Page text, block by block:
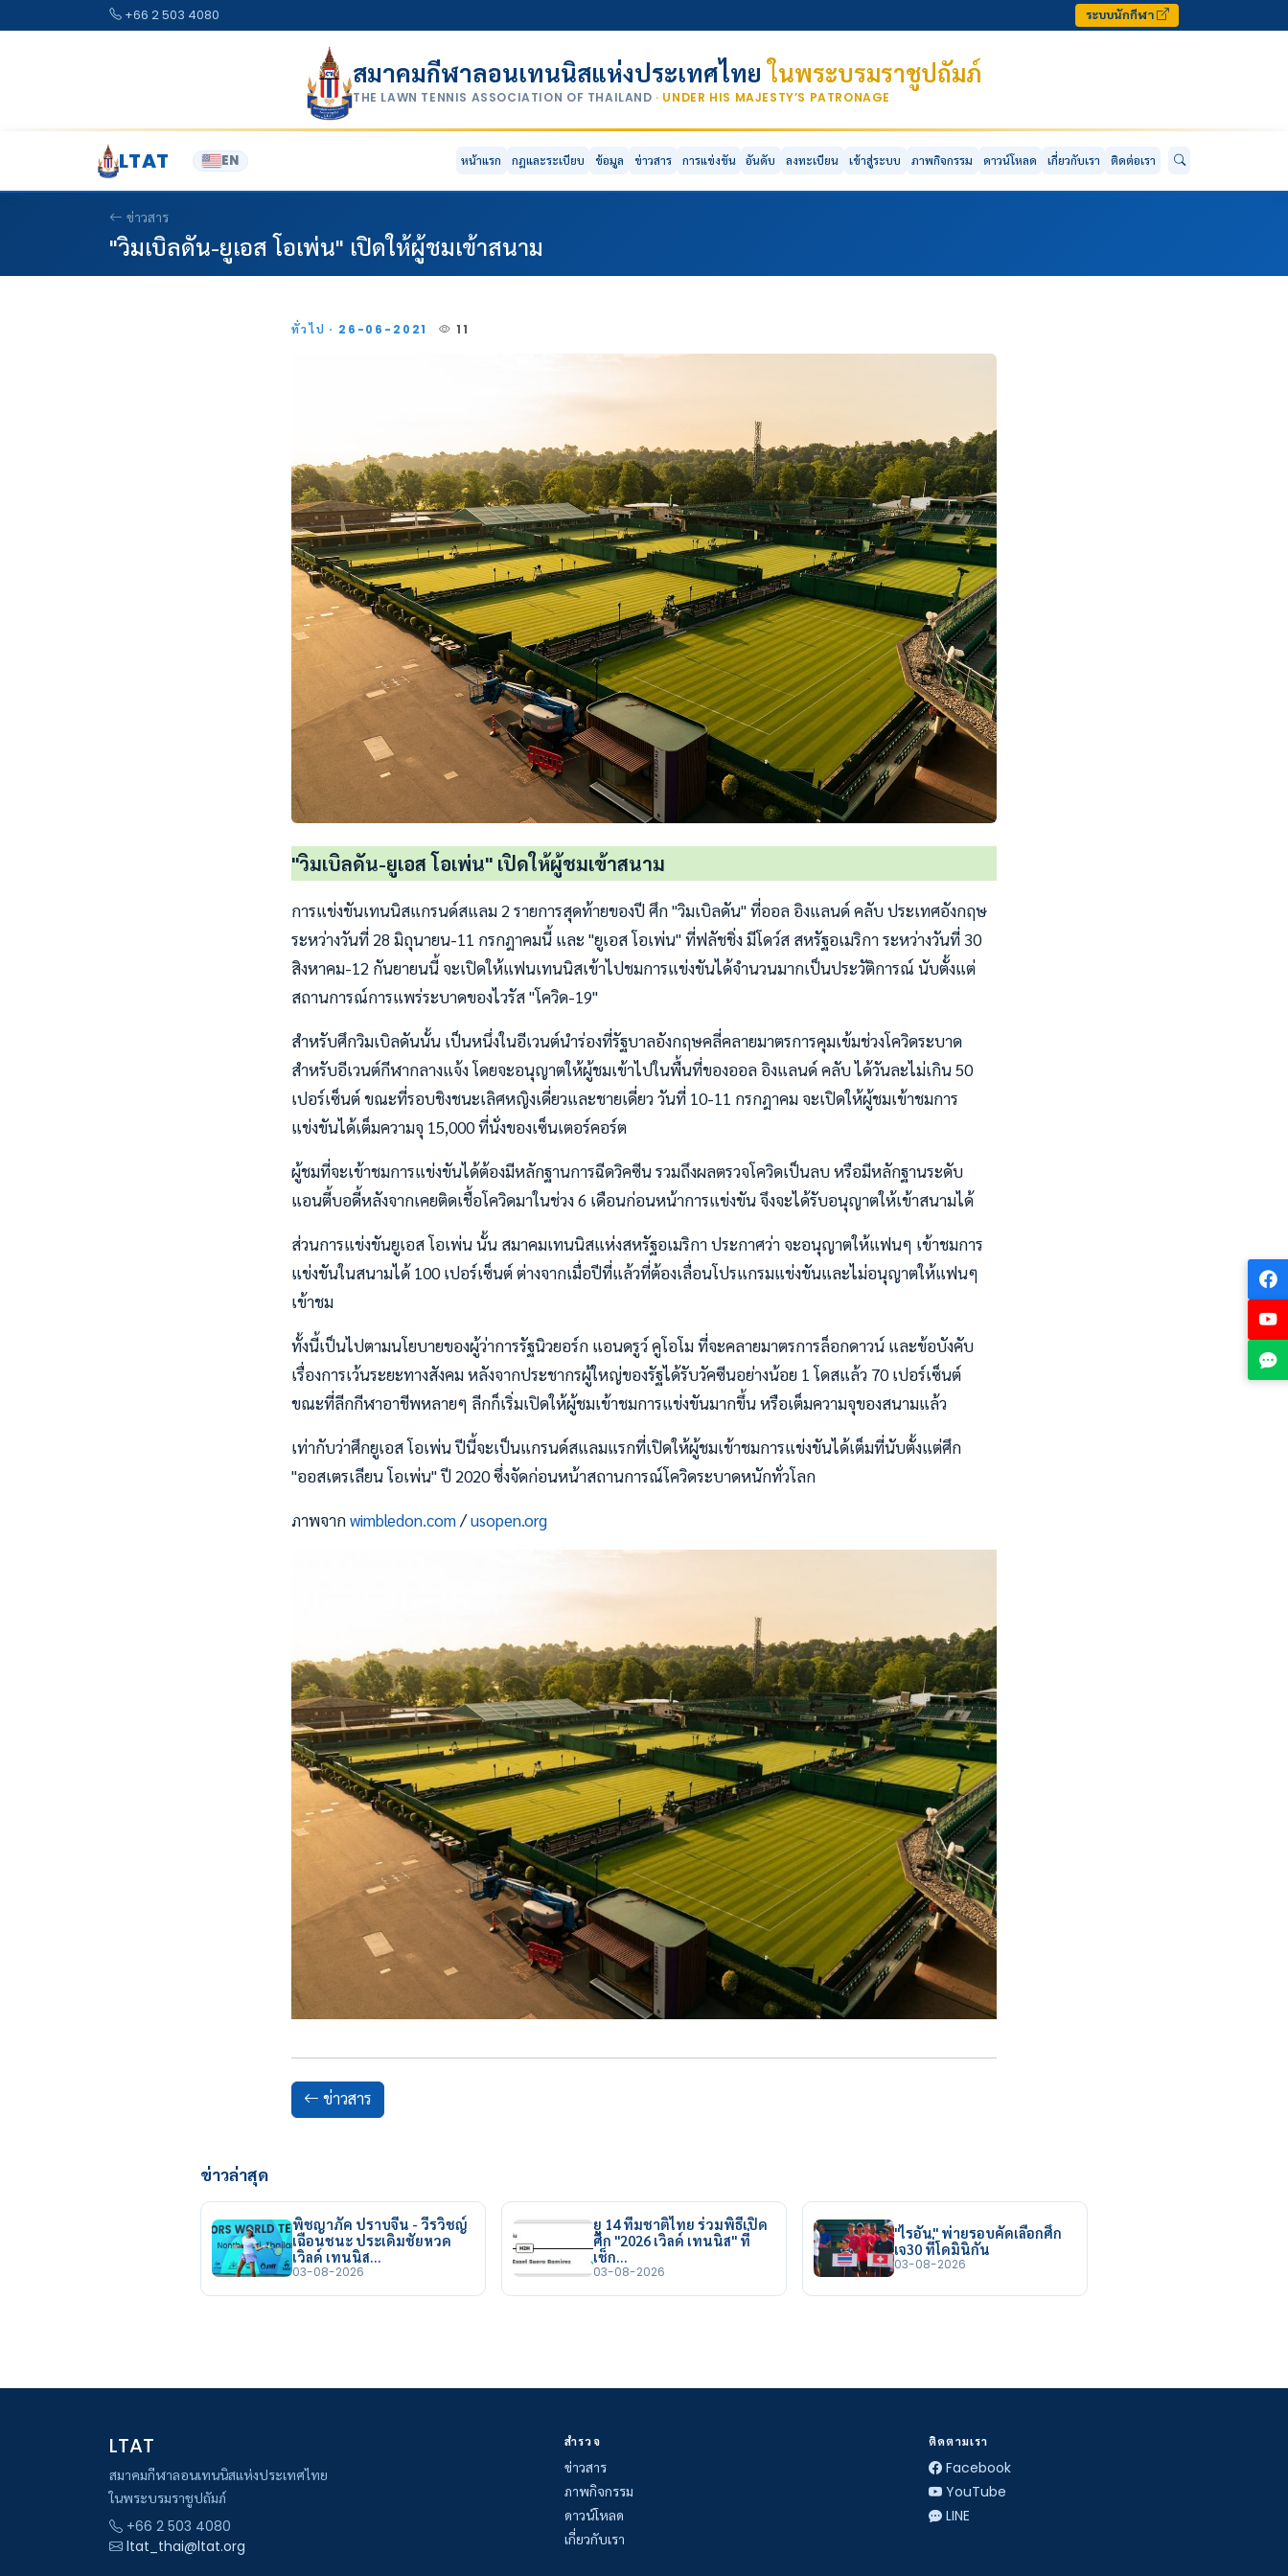
+66 2 503 4080 ระบบนักกีฬา
สมาคมกีฬาลอนเทนนิสแห่งประเทศไทยในพระบรมราชูปถัมภ์
THE LAWN TENNIS ASSOCIATION OF THAILAND · UNDER HIS MAJESTY’S PATRONAGE
LTAT EN หน้าแรก กฎและระเบียบ ข้อมูล ข่าวสาร การแข่งขัน อันดับ ลงทะเบียน เข้าสู่ระบบ ภาพกิจกรรม ดาวน์โหลด เกี่ยวกับเรา ติดต่อเรา
ข่าวสาร
"วิมเบิลดัน-ยูเอส โอเพ่น" เปิดให้ผู้ชมเข้าสนาม
ทั่วไป · 26-06-2021 11
"วิมเบิลดัน-ยูเอส โอเพ่น" เปิดให้ผู้ชมเข้าสนาม
การแข่งขันเทนนิสแกรนด์สแลม 2 รายการสุดท้ายของปี ศึก "วิมเบิลดัน" ที่ออล อิงแลนด์ คลับ ประเทศอังกฤษ
ระหว่างวันที่ 28 มิถุนายน-11 กรกฎาคมนี้ และ "ยูเอส โอเพ่น" ที่ฟลัชชิ่ง มีโดว์ส สหรัฐอเมริกา ระหว่างวันที่ 30
สิงหาคม-12 กันยายนนี้ จะเปิดให้แฟนเทนนิสเข้าไปชมการแข่งขันได้จำนวนมากเป็นประวัติการณ์ นับตั้งแต่
สถานการณ์การแพร่ระบาดของไวรัส "โควิด-19"
สำหรับศึกวิมเบิลดันนั้น เป็นหนึ่งในอีเวนต์นำร่องที่รัฐบาลอังกฤษคลี่คลายมาตรการคุมเข้มช่วงโควิดระบาด
สำหรับอีเวนต์กีฬากลางแจ้ง โดยจะอนุญาตให้ผู้ชมเข้าไปในพื้นที่ของออล อิงแลนด์ คลับ ได้วันละไม่เกิน 50
เปอร์เซ็นต์ ขณะที่รอบชิงชนะเลิศหญิงเดี่ยวและชายเดี่ยว วันที่ 10-11 กรกฎาคม จะเปิดให้ผู้ชมเข้าชมการ
แข่งขันได้เต็มความจุ 15,000 ที่นั่งของเซ็นเตอร์คอร์ต
ผู้ชมที่จะเข้าชมการแข่งขันได้ต้องมีหลักฐานการฉีดวิคซีน รวมถึงผลตรวจโควิดเป็นลบ หรือมีหลักฐานระดับ
แอนตี้บอดี้หลังจากเคยติดเชื้อโควิดมาในช่วง 6 เดือนก่อนหน้าการแข่งขัน จึงจะได้รับอนุญาตให้เข้าสนามได้
ส่วนการแข่งขันยูเอส โอเพ่น นั้น สมาคมเทนนิสแห่งสหรัฐอเมริกา ประกาศว่า จะอนุญาตให้แฟนๆ เข้าชมการ
แข่งขันในสนามได้ 100 เปอร์เซ็นต์ ต่างจากเมื่อปีที่แล้วที่ต้องเลื่อนโปรแกรมแข่งขันและไม่อนุญาตให้แฟนๆ
เข้าชม
ทั้งนี้เป็นไปตามนโยบายของผู้ว่าการรัฐนิวยอร์ก แอนดรูว์ คูโอโม ที่จะคลายมาตรการล็อกดาวน์ และข้อบังคับ
เรื่องการเว้นระยะทางสังคม หลังจากประชากรผู้ใหญ่ของรัฐได้รับวัคซีนอย่างน้อย 1 โดสแล้ว 70 เปอร์เซ็นต์
ขณะที่ลีกกีฬาอาชีพหลายๆ ลีกก็เริ่มเปิดให้ผู้ชมเข้าชมการแข่งขันมากขึ้น หรือเต็มความจุของสนามแล้ว
เท่ากับว่าศึกยูเอส โอเพ่น ปีนี้จะเป็นแกรนด์สแลมแรกที่เปิดให้ผู้ชมเข้าชมการแข่งขันได้เต็มที่นับตั้งแต่ศึก
"ออสเตรเลียน โอเพ่น" ปี 2020 ซึ่งจัดก่อนหน้าสถานการณ์โควิดระบาดหนักทั่วโลก
ภาพจากwimbledon.com/usopen.org
ข่าวสาร
ข่าวล่าสุด
พิชญาภัค ปราบจีน - วีรวิชญ์
เฉือนชนะ ประเดิมชัยหวด
เวิลด์ เทนนิส…
03-08-2026
ยู 14 ทีมชาติไทย ร่วมพิธีเปิด
ศึก "2026 เวิลด์ เทนนิส" ที่
เช็ก…
03-08-2026
"ไรอัน" พ่ายรอบคัดเลือกศึก
เจ30 ที่โดมินิกัน
03-08-2026
LTAT
สมาคมกีฬาลอนเทนนิสแห่งประเทศไทย
ในพระบรมราชูปถัมภ์
+66 2 503 4080
ltat_thai@ltat.org
สำรวจ
ข่าวสาร
ภาพกิจกรรม
ดาวน์โหลด
เกี่ยวกับเรา
ติดตามเรา
Facebook
YouTube
LINE